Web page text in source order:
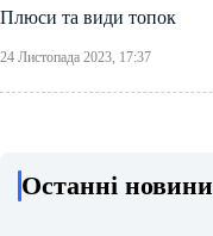
Плюси та види топок
24 Листопада 2023, 17:37
Останні новини